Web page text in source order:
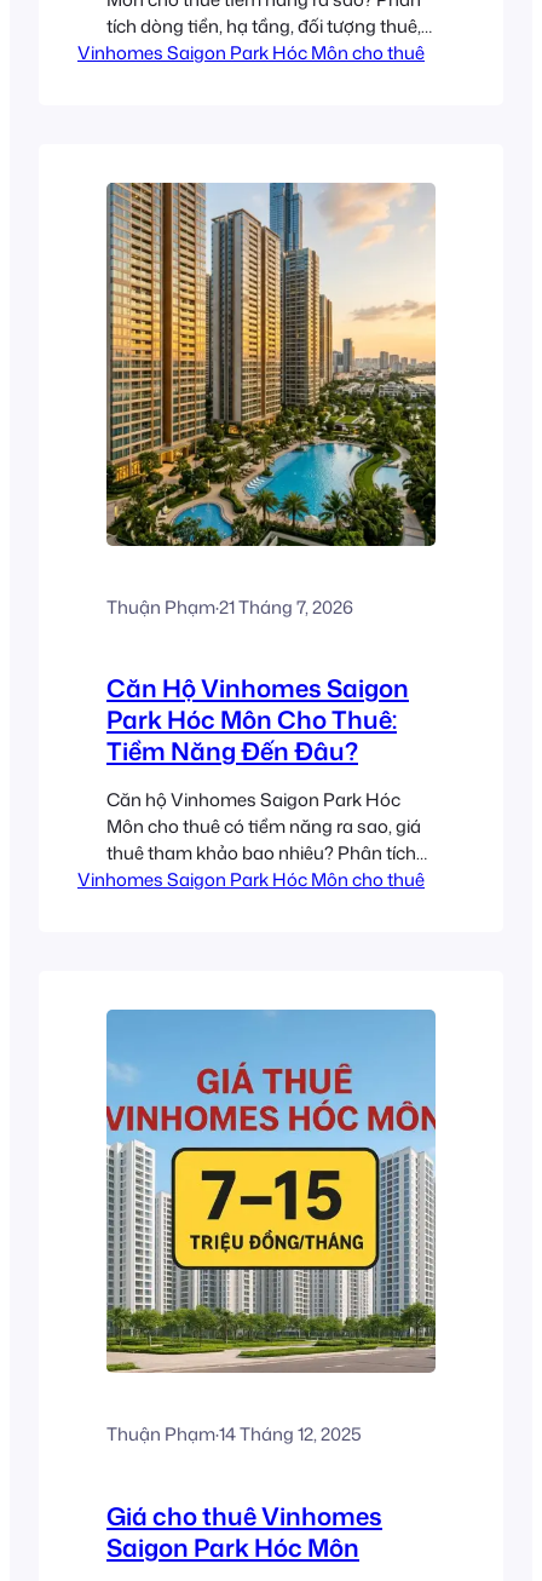
tích dòng tiền, hạ tầng, đối tượng thuê,
cập nhật tháng 7/2026.
Vinhomes Saigon Park Hóc Môn cho thuê
Thuận Phạm·21 Tháng 7, 2026
Căn Hộ Vinhomes Saigon
Park Hóc Môn Cho Thuê:
Tiềm Năng Đến Đâu?
Căn hộ Vinhomes Saigon Park Hóc
Môn cho thuê có tiềm năng ra sao, giá
thuê tham khảo bao nhiêu? Phân tích
cập nhật tháng 7/2026.
Vinhomes Saigon Park Hóc Môn cho thuê
Thuận Phạm·14 Tháng 12, 2025
Giá cho thuê Vinhomes
Saigon Park Hóc Môn